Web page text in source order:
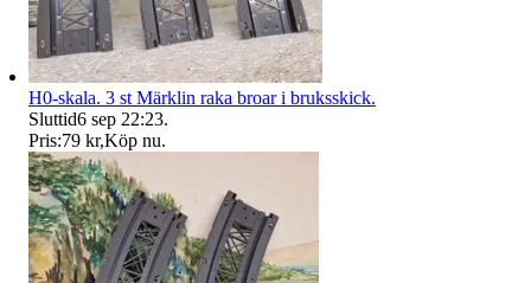
H0-skala. 3 st Märklin raka broar i bruksskick.
Sluttid6 sep 22:23.
Pris:79 kr,Köp nu.